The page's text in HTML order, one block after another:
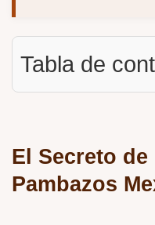
Tabla de
El Secreto
Pambazos